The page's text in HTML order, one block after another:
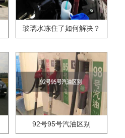
玻璃水冻住了如何解决？
92号95号汽油区别